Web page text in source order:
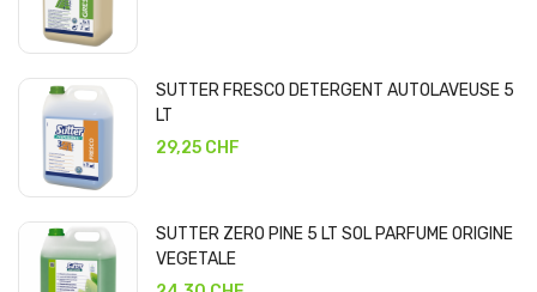
SUTTER FRESCO DETERGENT AUTOLAVEUSE 5
LT
29,25 CHF
SUTTER ZERO PINE 5 LT SOL PARFUME ORIGINE
VEGETALE